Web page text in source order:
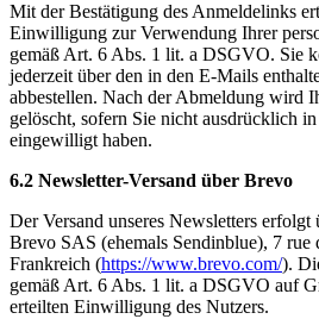
Mit der Bestätigung des Anmeldelinks
Einwilligung zur Verwendung Ihrer
gemäß Art. 6 Abs. 1 lit. a DSGVO. Sie
jederzeit über den in den E-Mails
abbestellen. Nach der Abmeldung wird
gelöscht, sofern Sie nicht ausdrücklich
eingewilligt haben.
6.2 Newsletter-Versand über Brevo
Der Versand unseres Newsletters erfolgt
Brevo SAS (ehemals Sendinblue), 7 rue
Frankreich (https://www.brevo.com/).
gemäß Art. 6 Abs. 1 lit. a DSGVO auf
erteilten Einwilligung des Nutzers.